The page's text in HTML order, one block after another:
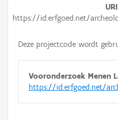
URI
https://id.erfgoed.net/
Deze projectcode wordt
Vooronderzoek Menen
https://id.erfgoed.net/